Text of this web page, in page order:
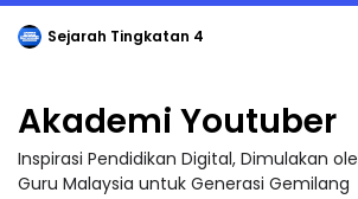
Sejarah Tingkatan 4
Akademi Youtuber
Inspirasi Pendidikan Digital, Dimulakan
Guru Malaysia untuk Generasi Gemilang